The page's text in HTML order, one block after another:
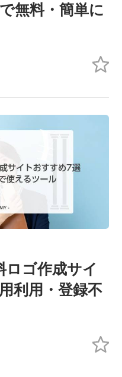
無料・簡単に
ロゴ作成サイ
利用・登録不